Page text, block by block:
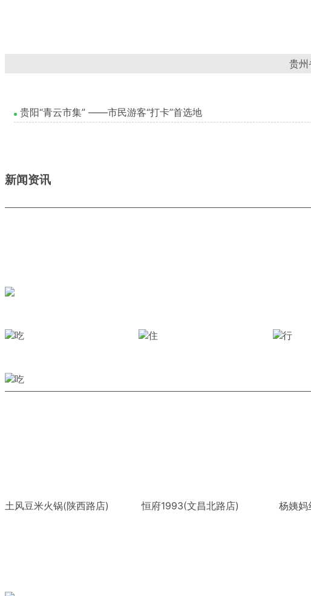
贵
贵阳“青云市集” ——市民游客“打卡”首选地
新闻资讯
土风豆米火锅(陕西路店) 恒府1993(文昌北路店) 杨姨妈